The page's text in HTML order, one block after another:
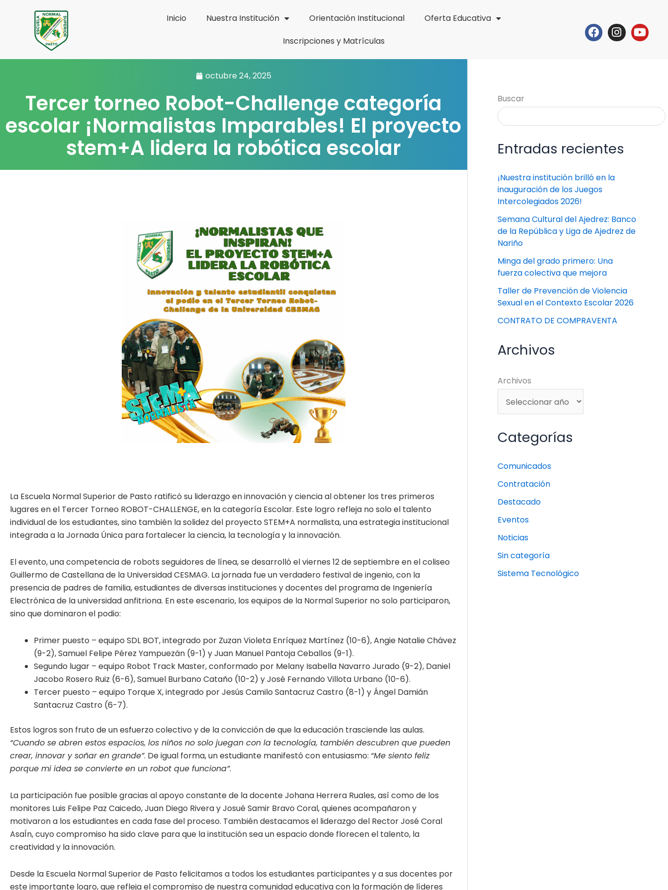
contenido
Inicio Nuestra Institución Orientación Institucional
Oferta Educativa
Inscripciones y Matrículas
Facebook
octubre 24, 2025
Tercer torneo Robot-Challenge categoría
escolar ¡Normalistas Imparables! El proyecto
stem+A lidera la robótica escolar
La Escuela Normal Superior de Pasto ratificó su liderazgo en innovación y ciencia al obtener los tres primeros
lugares en el Tercer Torneo ROBOT-CHALLENGE, en la categoría Escolar. Este logro refleja no solo el talento
individual de los estudiantes, sino también la solidez del proyecto STEM+A normalista, una estrategia institucional
integrada a la Jornada Única para fortalecer la ciencia, la tecnología y la innovación.
El evento, una competencia de robots seguidores de línea, se desarrolló el viernes 12 de septiembre en el coliseo
Guillermo de Castellana de la Universidad CESMAG. La jornada fue un verdadero festival de ingenio, con la
presencia de padres de familia, estudiantes de diversas instituciones y docentes del programa de Ingeniería
Electrónica de la universidad anfitriona. En este escenario, los equipos de la Normal Superior no solo participaron,
sino que dominaron el podio:
Primer puesto – equipo SDL BOT, integrado por Zuzan Violeta Enríquez Martínez (10-6), Angie Natalie Chávez
(9-2), Samuel Felipe Pérez Yampuezán (9-1) y Juan Manuel Pantoja Ceballos (9-1).
Segundo lugar – equipo Robot Track Master, conformado por Melany Isabella Navarro Jurado (9-2), Daniel
Jacobo Rosero Ruiz (6-6), Samuel Burbano Cataño (10-2) y José Fernando Villota Urbano (10-6).
Tercer puesto – equipo Torque X, integrado por Jesús Camilo Santacruz Castro (8-1) y Ángel Damián
Santacruz Castro (6-7).
Estos logros son fruto de un esfuerzo colectivo y de la convicción de que la educación trasciende las aulas.
“Cuando se abren estos espacios, los niños no solo juegan con la tecnología, también descubren que pueden
crear, innovar y soñar en grande”. De igual forma, un estudiante manifestó con entusiasmo: “Me siento feliz
porque mi idea se convierte en un robot que funciona”.
La participación fue posible gracias al apoyo constante de la docente Johana Herrera Ruales, así como de los
monitores Luis Felipe Paz Caicedo, Juan Diego Rivera y Josué Samir Bravo Coral, quienes acompañaron y
motivaron a los estudiantes en cada fase del proceso. También destacamos el liderazgo del Rector José Coral
AsaÍn, cuyo compromiso ha sido clave para que la institución sea un espacio donde florecen el talento, la
creatividad y la innovación.
Desde la Escuela Normal Superior de Pasto felicitamos a todos los estudiantes participantes y a sus docentes por
este importante logro, que refleja el compromiso de nuestra comunidad educativa con la formación de líderes
Buscar
Entradas recientes
¡Nuestra institución brilló en la
inauguración de los Juegos
Intercolegiados 2026!
Semana Cultural del Ajedrez: Banco
de la República y Liga de Ajedrez de
Nariño
Minga del grado primero: Una
fuerza colectiva que mejora
Taller de Prevención de Violencia
Sexual en el Contexto Escolar 2026
CONTRATO DE COMPRAVENTA
Archivos
Archivos
Categorías
Comunicados
Contratación
Destacado
Eventos
Noticias
Sin categoría
Sistema Tecnológico